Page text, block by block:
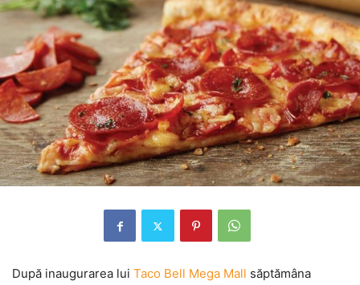
După inaugurarea lui Taco Bell Mega Mall săptămâna